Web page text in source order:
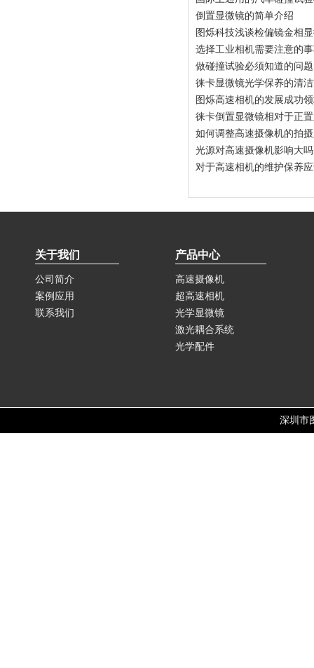
倒置显微镜的简单介绍
图烁科技浅谈检偏镜金相
选择工业相机需要注意的
做碰撞试验必须知道的问
徕卡显微镜光学保养的清
图烁高速相机的发展成功
徕卡倒置显微镜相对于正
如何调整高速摄像机的拍
光源对高速摄像机影响大吗
对于高速相机的维护保养
关于我们
公司简介
案例应用
联系我们
产品中心
高速摄像机
超高速相机
光学显微镜
激光耦合系统
光学配件
深圳市